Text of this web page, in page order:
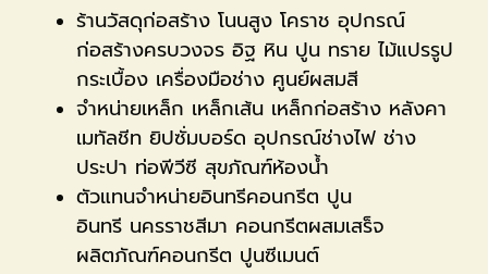
ร้านวัสดุก่อสร้าง โนนสูง โคราช อุปกรณ์
ก่อสร้างครบวงจร อิฐ หิน ปูน ทราย ไม้แปรรูป
กระเบื้อง เครื่องมือช่าง ศูนย์ผสมสี
จำหน่ายเหล็ก เหล็กเส้น เหล็กก่อสร้าง หลังคา
เมทัลชีท ยิปซั่มบอร์ด อุปกรณ์ช่างไฟ ช่าง
ประปา ท่อพีวีซี สุขภัณฑ์ห้องน้ำ
ตัวแทนจำหน่ายอินทรีคอนกรีต ปูน
อินทรี นครราชสีมา คอนกรีตผสมเสร็จ
ผลิตภัณฑ์คอนกรีต ปูนซีเมนต์